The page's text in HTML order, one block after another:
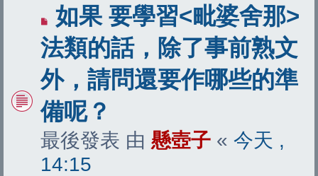
有
新
文
章
如果 要學習<毗婆舍那>
法類的話，除了事前熟文
外，請問還要作哪些的準
備呢？
最後發表 由 懸壺子 « 今天 ,
14:15